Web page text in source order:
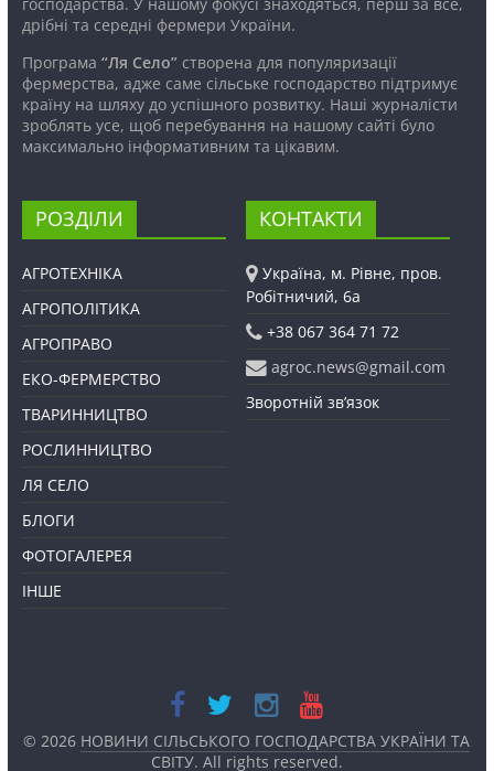
дрібні та середні фермери України.
Програма “Ля Село”створена для популяризації
фермерства, адже саме сільське господарство підтримує
країну на шляху до успішного розвитку. Наші журналісти
зроблять усе, щоб перебування на нашому сайті було
максимально інформативним та цікавим.
РОЗДІЛИ
АГРОТЕХНІКА
АГРОПОЛІТИКА
АГРОПРАВО
ЕКО-ФЕРМЕРСТВО
ТВАРИННИЦТВО
РОСЛИННИЦТВО
ЛЯ СЕЛО
БЛОГИ
ФОТОГАЛЕРЕЯ
ІНШЕ
КОНТАКТИ
Україна, м. Рівне, пров.
Робітничий, 6а
+38 067 364 71 72
agroc.news@gmail.com
Зворотній зв’язок
© 2026 НОВИНИ СІЛЬСЬКОГО ГОСПОДАРСТВА УКРАЇНИ ТА
СВІТУ. All rights reserved.